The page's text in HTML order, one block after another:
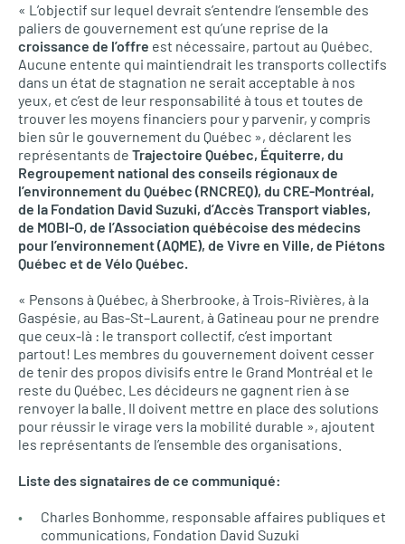
« L’objectif sur lequel devrait s’entendre l’ensemble des
paliers de gouvernement est qu’une reprise de la
croissance de l’offre est nécessaire, partout au Québec.
Aucune entente qui maintiendrait les transports collectifs
dans un état de stagnation ne serait acceptable à nos
yeux, et c’est de leur responsabilité à tous et toutes de
trouver les moyens financiers pour y parvenir, y compris
bien sûr le gouvernement du Québec », déclarent les
représentants de Trajectoire Québec, Équiterre, du
Regroupement national des conseils régionaux de
l’environnement du Québec (RNCREQ), du CRE-Montréal,
de la Fondation David Suzuki, d’Accès Transport viables,
de MOBI-O, de l’Association québécoise des médecins
pour l’environnement (AQME), de Vivre en Ville, de Piétons
Québec et de Vélo Québec.
« Pensons à Québec, à Sherbrooke, à Trois-Rivières, à la
Gaspésie, au Bas-St–Laurent, à Gatineau pour ne prendre
que ceux-là : le transport collectif, c’est important
partout! Les membres du gouvernement doivent cesser
de tenir des propos divisifs entre le Grand Montréal et le
reste du Québec. Les décideurs ne gagnent rien à se
renvoyer la balle. Il doivent mettre en place des solutions
pour réussir le virage vers la mobilité durable », ajoutent
les représentants de l’ensemble des organisations.
Liste des signataires de ce communiqué:
Charles Bonhomme, responsable affaires publiques et
communications, Fondation David Suzuki